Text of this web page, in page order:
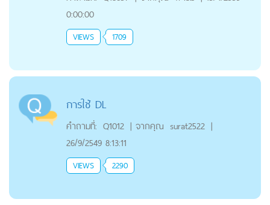
0:00:00
VIEWS 1709
การใช้ DL
คำถามที่: Q1012 | จากคุณ surat2522 |
26/9/2549 8:13:11
VIEWS 2290